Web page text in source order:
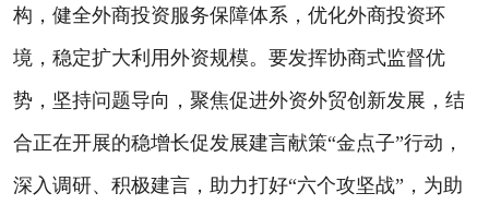
构，健全外商投资服务保障体系，优化外商投资环
境，稳定扩大利用外资规模。要发挥协商式监督优
势，坚持问题导向，聚焦促进外资外贸创新发展，结
合正在开展的稳增长促发展建言献策“金点子”行动，
深入调研、积极建言，助力打好“六个攻坚战”，为助